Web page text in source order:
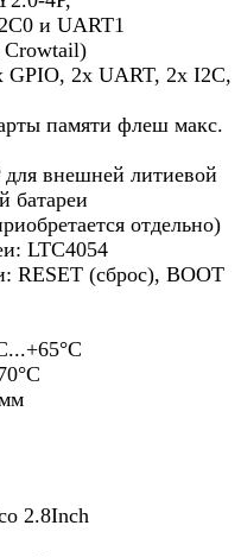
и UART1
Crowtail)
GPIO, 2x UART, 2х I2C,
памяти флеш макс.
внешней литиевой
батареи
отдельно)
LTC4054
RESET (сброс), BOOT
2.8Inch